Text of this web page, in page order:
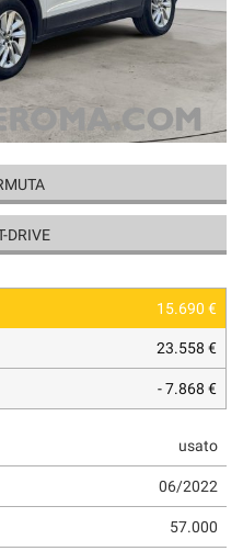
DRIVE
15.690 €
23.558 €
- 7.868 €
usato
06/2022
57.000